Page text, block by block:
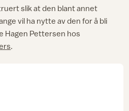
slik at den blant annet
vil ha nytte av den for å bli
Hagen Pettersen hos